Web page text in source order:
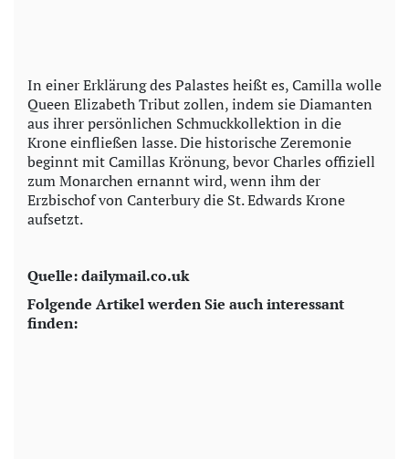
In einer Erklärung des Palastes heißt es, Camilla wolle
Queen Elizabeth Tribut zollen, indem sie Diamanten
aus ihrer persönlichen Schmuckkollektion in die
Krone einfließen lasse. Die historische Zeremonie
beginnt mit Camillas Krönung, bevor Charles offiziell
zum Monarchen ernannt wird, wenn ihm der
Erzbischof von Canterbury die St. Edwards Krone
aufsetzt.
Quelle: dailymail.co.uk
Folgende Artikel werden Sie auch interessant
finden: